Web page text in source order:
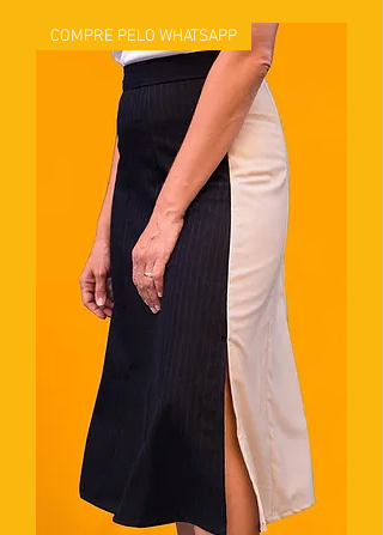
COMPRE PELO WHATSAPP